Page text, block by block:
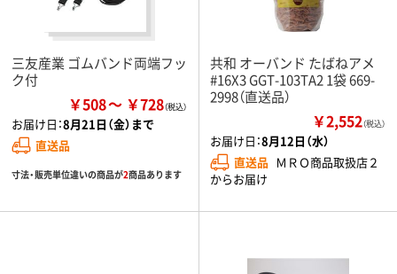
三友産業 ゴムバンド両端フッ
ク付
￥508 ￥728
お届け日：8月21日（金）まで
直送品
寸法・販売単位違いの商品が2商品あります
共和 オーバンド たばねアメ
#16X3 GGT-103TA2 1袋 669-
2998（直送品）
￥2,552（税込）
お届け日：8月12日（水）
直送品 ＭＲＯ商品取扱店２
からお届け